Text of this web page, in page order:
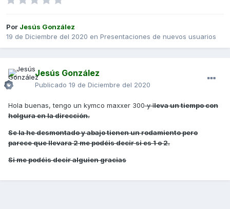
Por Jesús González
19 de Diciembre del 2020 en Presentaciones de nuevos usuarios
Jesús González
Publicado 19 de Diciembre del 2020
Hola buenas, tengo un kymco maxxer 300y lleva un tiempo con
holgura en la dirección.
Se la he desmontado y abajo tienen un rodamiento pero
parece que llevara 2 me podéis decir si es 1 o 2.
Si me podéis decir alguien gracias